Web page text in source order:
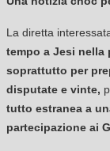
La diretta
tempo a Jesi nella
soprattutto per
disputate e vinte,
tutto estranea a
partecipazione ai